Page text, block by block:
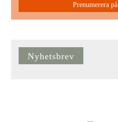
Prenumerera
Nyhetsbrev